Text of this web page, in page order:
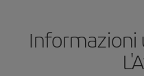
Informazioni